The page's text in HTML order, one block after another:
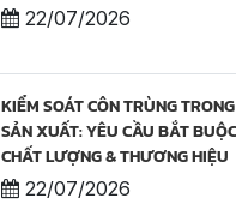
22/07/2026
KIỂM SOÁT CÔN TRÙNG
SẢN XUẤT: YÊU CẦU BẮT
CHẤT LƯỢNG & THƯƠNG HIỆU
22/07/2026